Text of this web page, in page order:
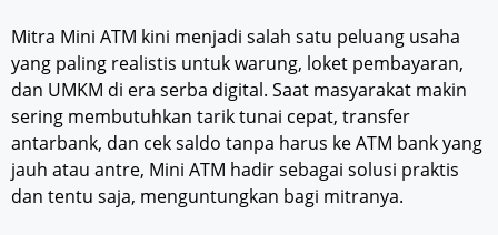
Mitra Mini ATM kini menjadi salah satu peluang usaha
yang paling realistis untuk warung, loket pembayaran,
dan UMKM di era serba digital. Saat masyarakat makin
sering membutuhkan tarik tunai cepat, transfer
antarbank, dan cek saldo tanpa harus ke ATM bank yang
jauh atau antre, Mini ATM hadir sebagai solusi praktis
dan tentu saja, menguntungkan bagi mitranya.